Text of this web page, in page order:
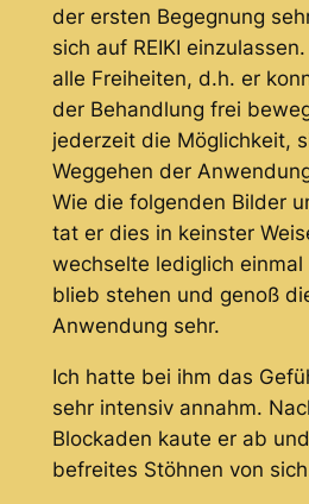
der ersten Begegnung
sich auf REIKI
alle Freiheiten, d.h. er
der Behandlung frei
jederzeit die Möglichkeit,
Weggehen der
Wie die folgenden Bilder
tat er dies in keinster
wechselte lediglich einmal
blieb stehen und genoß
Anwendung sehr.
Ich hatte bei ihm das
sehr intensiv annahm.
Blockaden kaute er ab
befreites Stöhnen von